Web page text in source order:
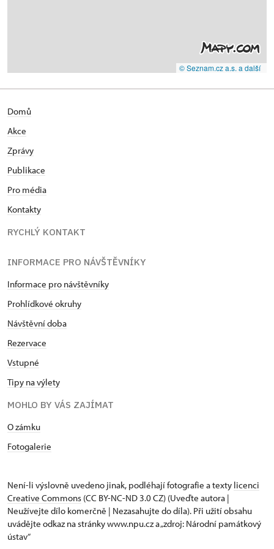
© Seznam.cz a.s. a další
Domů
Akce
Zprávy
Publikace
Pro média
Kontakty
RYCHLÝ KONTAKT
INFORMACE PRO NÁVŠTĚVNÍKY
Informace pro návštěvníky
Prohlídkové okruhy
Návštěvní doba
Rezervace
Vstupné
Tipy na výlety
MOHLO BY VÁS ZAJÍMAT
O zámku
Fotogalerie
Není-li výslovně uvedeno jinak, podléhají fotografie a texty licenci
Creative Commons (CC BY-NC-ND 3.0 CZ) (Uveďte autora |
Neužívejte dílo komerčně | Nezasahujte do díla). Při užití obsahu
uvádějte odkaz na stránky www.npu.cz a „zdroj: Národní památkový
ústav“